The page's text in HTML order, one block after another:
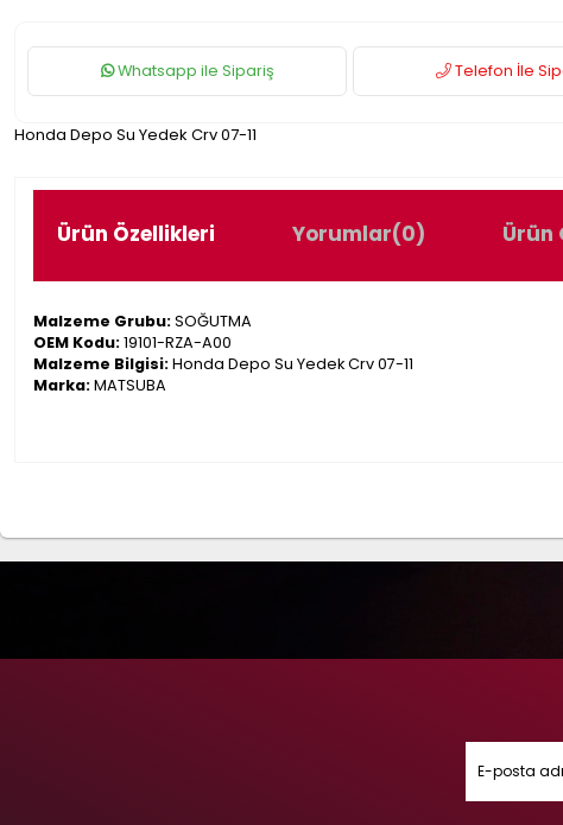
Whatsapp ile Sipariş Telefon İle
Honda Depo Su Yedek Crv 07-11
Ürün Özellikleri Yorumlar(0) Ürün
Malzeme Grubu:SOĞUTMA
OEM Kodu:19101-RZA-A00
Malzeme Bilgisi:Honda Depo Su Yedek Crv 07-11
Marka:MATSUBA